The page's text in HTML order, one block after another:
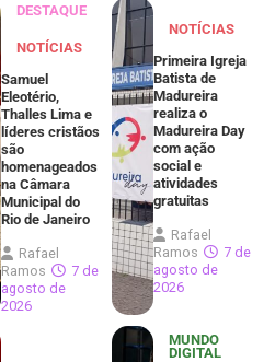
DESTAQUE
NOTÍCIAS
Samuel
Eleotério,
Thalles Lima e
líderes cristãos
são
homenageados
na Câmara
Municipal do
Rio de Janeiro
Rafael
Ramos
7 de
agosto de
2026
NOTÍCIAS
Primeira Igreja
Batista de
Madureira
realiza o
Madureira Day
com ação
social e
atividades
gratuitas
Rafael
Ramos
7 de
agosto de
2026
MUNDO
DIGITAL